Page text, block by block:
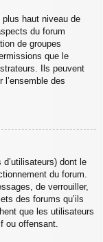
plus haut niveau de
du forum
de groupes
que le
Ils peuvent
des
dont le
du forum.
de verrouiller,
des forums qu’ils
que les utilisateurs
ou offensant.